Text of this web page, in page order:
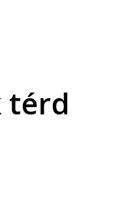
térd